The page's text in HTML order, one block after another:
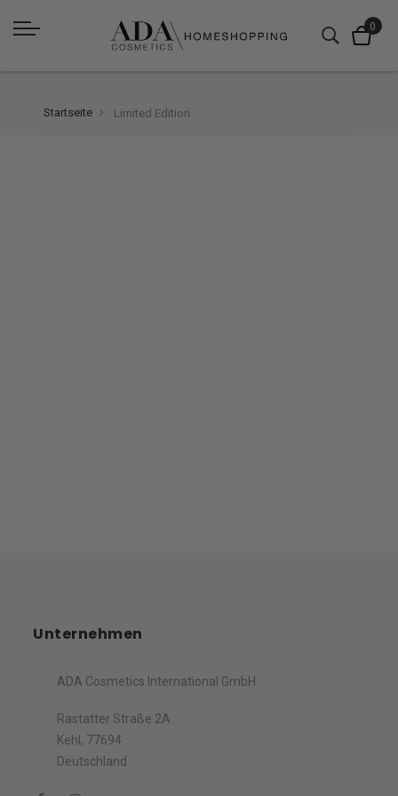
Startseite Limited Edition
Unternehmen
ADA Cosmetics International GmbH
Rastatter Straße 2A
Kehl, 77694
Deutschland